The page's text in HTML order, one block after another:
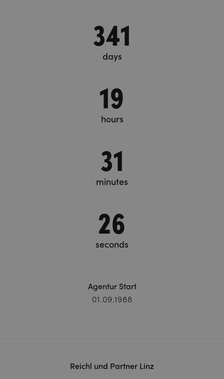
341
days
19
hours
31
minutes
27
seconds
Agentur Start
01.09.1988
Reichl und Partner Linz